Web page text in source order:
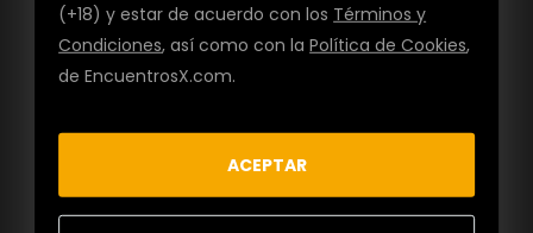
(+18) y estar de acuerdo con los Términos y
Condiciones, así como con laPolítica de Cookies,
de EncuentrosX.com.
ACEPTAR